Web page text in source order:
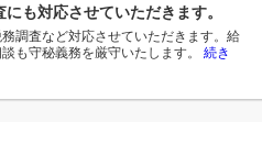
も対応させていただきます。
調査など対応させていただきます。給
も守秘義務を厳守いたします。 続き